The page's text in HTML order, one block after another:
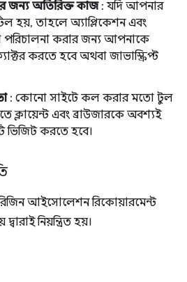
জন্য অতিরিক্ত কাজ: যদি আপনার
হয়, তাহলে অ্যাপ্লিকেশন এবং
পরিচালনা করার জন্য আপনাকে
করতে হবে অথবা জাভাস্ক্রিপ্ট
: কোনো সাইটে কল করার মতো টুল
ক্লায়েন্ট এবং ব্রাউজারকে অবশ্যই
ভিজিট করতে হবে।
আইসোলেশন রিকোয়ারমেন্ট
নিয়ন্ত্রিত হয়।